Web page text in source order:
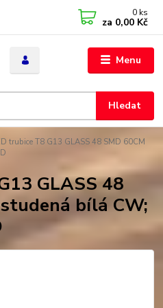
Menu
Hledat
0 ks
za 0,00 Kč
trubice T8 G13 GLASS 48 SMD 60CM
GLASS 48
bílá CW;